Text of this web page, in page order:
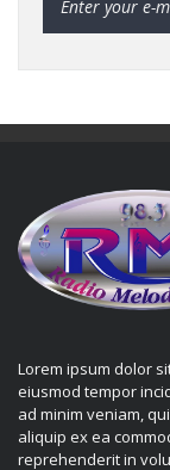
Lorem ipsum dolor
eiusmod tempor
ad minim veniam,
aliquip ex ea
reprehenderit in